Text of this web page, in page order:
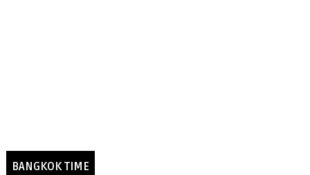
BANGKOK TIME